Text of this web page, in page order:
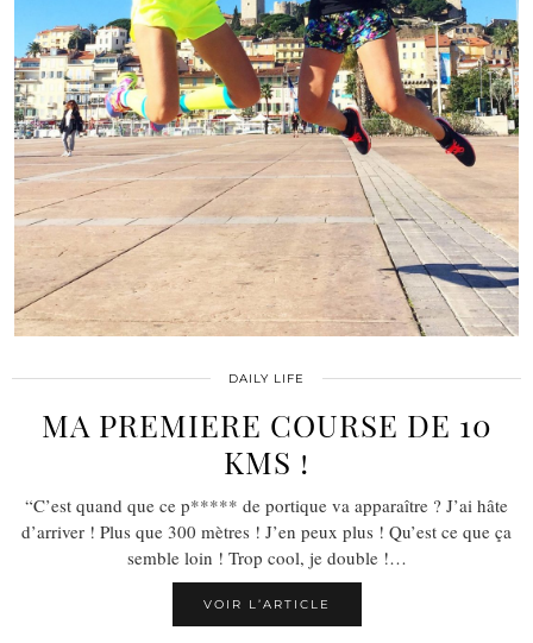
DAILY LIFE
MA PREMIERE COURSE DE 10
KMS !
“C’est quand que ce p***** de portique va apparaître ? J’ai hâte
d’arriver ! Plus que 300 mètres ! J’en peux plus ! Qu’est ce que ça
semble loin ! Trop cool, je double !…
VOIR L’ARTICLE